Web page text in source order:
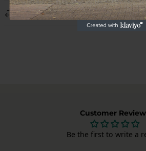
We leveren wereldwijd en tonen de
afrekenen. Elk pakket wordt zorgvuldig
onderdelen in perfecte staat te leveren.
Retourneren
Niet tevreden? Je kunt je bestelling binnen
Customer
Be the first to write a